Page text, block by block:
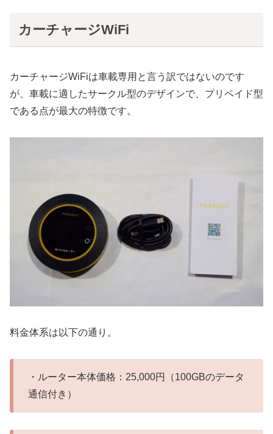
カーチャージWiFi
カーチャージWiFiは車載専用と言う訳ではないのです
が、車載に適したサークル型のデザインで、プリペイド型
である点が最大の特徴です。
料金体系は以下の通り。
・ルーター本体価格：25,000円（100GBのデータ
通信付き）